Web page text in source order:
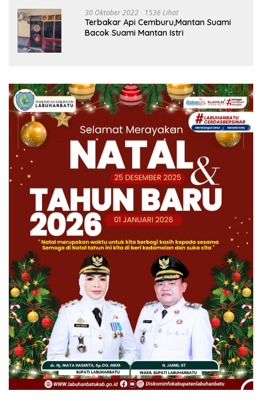
30 Oktober 2022 1536 Lihat
Terbakar Api Cemburu,Mantan Suami
Bacok Suami Mantan Istri